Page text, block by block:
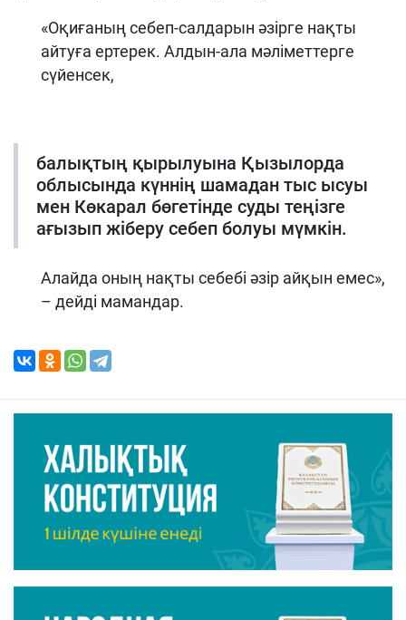
«Оқиғаның себеп-салдарын әзірге нақты
айтуға ертерек. Алдын-ала мәліметтерге
сүйенсек,
балықтың қырылуына Қызылорда
облысында күннің шамадан тыс ысуы
мен Көкарал бөгетінде суды теңізге
ағызып жіберу себеп болуы мүмкін.
Алайда оның нақты себебі әзір айқын емес»,
– дейді мамандар.